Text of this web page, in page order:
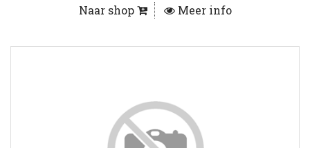
Naar shop Meer info